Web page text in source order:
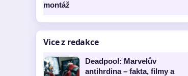
montáž
Vice z redakce
Deadpool: Marvelův
antihrdina – fakta, filmy a